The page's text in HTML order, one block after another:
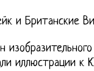
и Британские
иллюстрации к